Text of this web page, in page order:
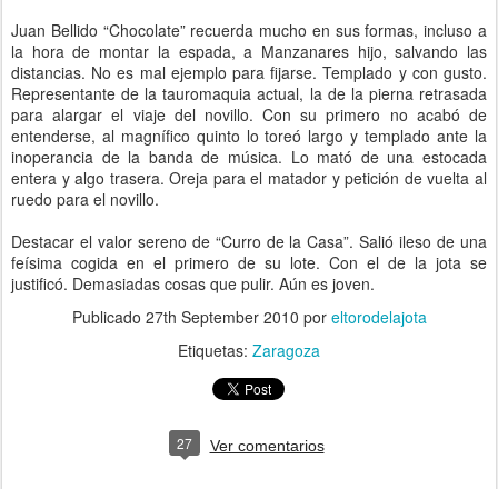
Juan Bellido “Chocolate” recuerda mucho en sus formas, incluso a
la hora de montar la espada, a Manzanares hijo, salvando las
distancias. No es mal ejemplo para fijarse. Templado y con gusto.
Representante de la tauromaquia actual, la de la pierna retrasada
para alargar el viaje del novillo. Con su primero no acabó de
entenderse, al magnífico quinto lo toreó largo y templado ante la
inoperancia de la banda de música. Lo mató de una estocada
entera y algo trasera. Oreja para el matador y petición de vuelta al
ruedo para el novillo.
Destacar el valor sereno de “Curro de la Casa”. Salió ileso de una
feísima cogida en el primero de su lote. Con el de la jota se
justificó. Demasiadas cosas que pulir. Aún es joven.
Publicado 27th September 2010 por eltorodelajota
Etiquetas: Zaragoza
27 Ver comentarios